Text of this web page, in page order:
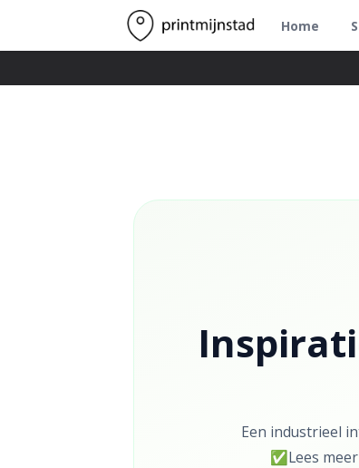
Home
Een industrieel
✅Lees